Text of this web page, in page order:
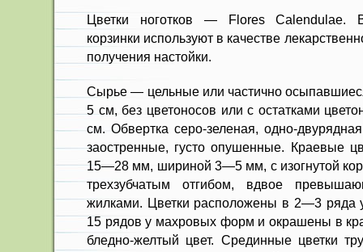
Цветки ноготков — Flores Calendulae.
корзинки ис­пользуют в качестве
получения нас­тойки.
Сырье — цельные или частично
5 см, без цветоносов или с остатками
см. Об­вертка серо-зеленая, одно-
заостренные, густо опушенные. Краевые
15—28 мм, шириной 3—5 мм, с изогнутой
трехзубчатым отгибом, вдвое
жилками. Цветки расположены в 2—3 ряда
15 рядов у махровых форм и окрашены в
бледно-желтый цвет. Срединные цветки